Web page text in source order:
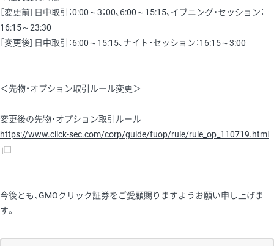
［変更前] 日中取引：0:00～3：00、6:00～15:15、イブニング・セッション：
16:15～23:30
［変更後] 日中取引：6:00～15:15、ナイト・セッション：16:15～3:00
＜先物・オプション取引ルール変更＞
変更後の先物・オプション取引ルール
https://www.click-sec.com/corp/guide/fuop/rule/rule_op_110719.html
今後とも、GMOクリック証券をご愛顧賜りますようお願い申し上げま
す。